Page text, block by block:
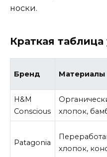
носки.
Краткая
Бренд Материалы
H&M
Conscious
хлопок,
Patagonia
хлопок,